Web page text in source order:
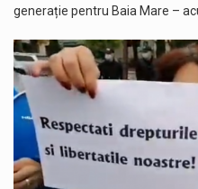
generație pentru Baia Mare –